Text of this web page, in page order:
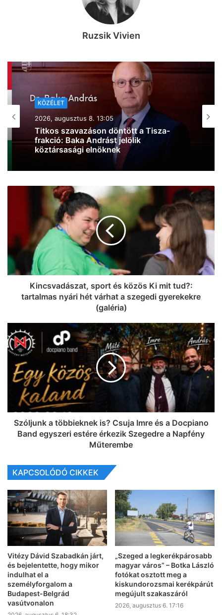
Ruzsik Vivien
KÖZÉLET
2026, augusztus 8. 10:44
Kiderült, mire költi a kormány a 6000
milliárd forint európai uniós forrást
Kincsvadászat, sport és közös Ki mit tud?:
tartalmas nyári hét várhat a szegedi gyerekekre
(galéria)
Szóljunk a többieknek is? Csuja Imre és a Docpiano
Band egyszeri estére érkezik Szegedre a Napfény
Műterembe
KAPCSOLÓDÓ CIKKEK
Vitézy Dávid Szabadkán járt,
és bejelentette, hogy mikor
indulhat el a
személyforgalom a
Budapest-Belgrád
vasútvonalon
„Szeged a legkerékpárosabb
magyar város” – Botka László
fotókat osztott meg a
kiskundorozsmai kerékpárút
megújult szakaszáról
2026, augusztus 6. 17:16